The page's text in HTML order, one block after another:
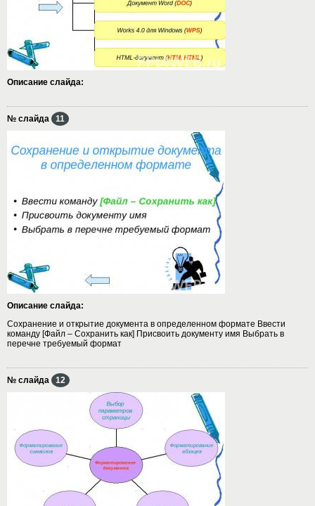
Описание слайда:
№ слайда 11
Описание слайда:
Сохранение и открытие документа в определенном формате Ввести
команду [Файл – Сохранить как] Присвоить документу имя Выбрать в
перечне требуемый формат
№ слайда 12